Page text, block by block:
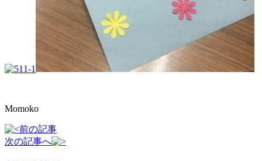
Momoko
前の記事
次の記事へ